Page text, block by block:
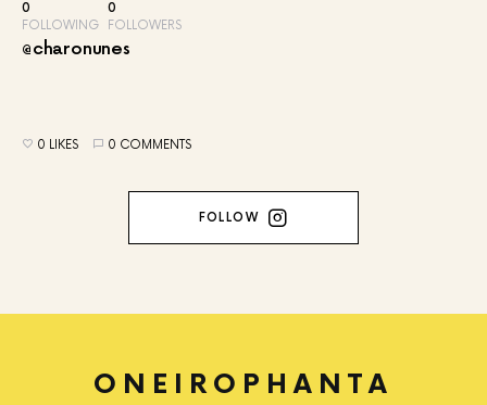
0
FOLLOWING
0
FOLLOWERS
@charonunes
0 LIKES 0 COMMENTS
FOLLOW
ONEIROPHANTA